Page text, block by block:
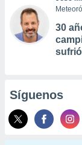
30
Síguenos